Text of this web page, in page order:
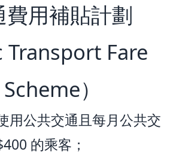
用補貼計劃
Transport Fare
）
用公共交通且每月公共交
的乘客；